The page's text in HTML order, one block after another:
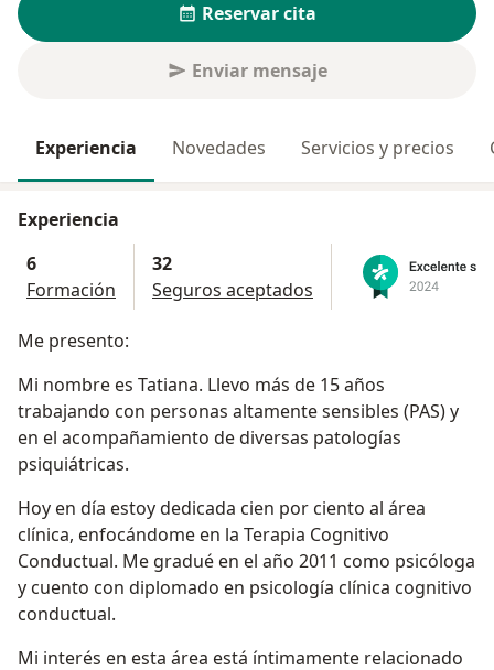
Reservar cita
Enviar mensaje
Experiencia Novedades Servicios y precios
Experiencia
6
Formación
32
Seguros aceptados
Me presento:
Mi nombre es Tatiana. Llevo más de 15 años
trabajando con personas altamente sensibles (PAS) y
en el acompañamiento de diversas patologías
psiquiátricas.
Hoy en día estoy dedicada cien por ciento al área
clínica, enfocándome en la Terapia Cognitivo
Conductual. Me gradué en el año 2011 como psicóloga
y cuento con diplomado en psicología clínica cognitivo
conductual.
Mi interés en esta área está íntimamente relacionado